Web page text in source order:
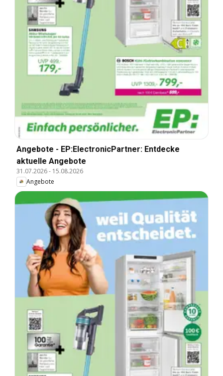
Angebote - EP:ElectronicPartner: Entdecke
aktuelle Angebote
31.07.2026- 15.08.2026
Angebote